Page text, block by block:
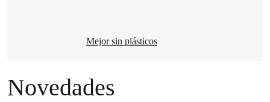
Mejor sin plásticos
Novedades